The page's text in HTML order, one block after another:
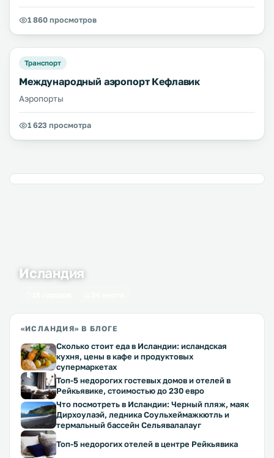
1 860 просмотров
Транспорт
Международный аэропорт Кефлавик
Аэропорты
1 623 просмотра
Исландия
«ИСЛАНДИЯ» В БЛОГЕ
Сколько стоит еда в Исландии: исландская
кухня, цены в кафе и продуктовых
супермаркетах
Топ-5 недорогих гостевых домов и отелей в
Рейкьявике, стоимостью до 230 евро
Что посмотреть в Исландии: Черный пляж, маяк
Дирхоулаэй, ледника Соульхеймажкютль и
термальный бассейн Сельявалалауг
Топ-5 недорогих отелей в центре Рейкьявика